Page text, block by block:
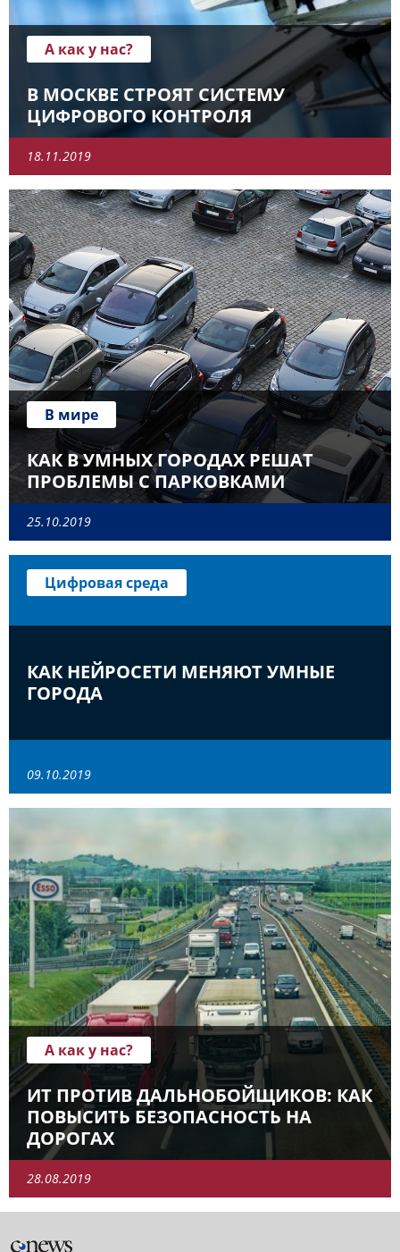
А как у нас?
В МОСКВЕ СТРОЯТ СИСТЕМУ
ЦИФРОВОГО КОНТРОЛЯ
18.11.2019
В мире
КАК В УМНЫХ ГОРОДАХ РЕШАТ
ПРОБЛЕМЫ С ПАРКОВКАМИ
25.10.2019
Цифровая среда
КАК НЕЙРОСЕТИ МЕНЯЮТ УМНЫЕ
ГОРОДА
09.10.2019
А как у нас?
ИТ ПРОТИВ ДАЛЬНОБОЙЩИКОВ: КАК
ПОВЫСИТЬ БЕЗОПАСНОСТЬ НА
ДОРОГАХ
28.08.2019